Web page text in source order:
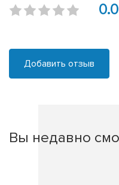
0.0
Добавить отзыв
Вы недавно